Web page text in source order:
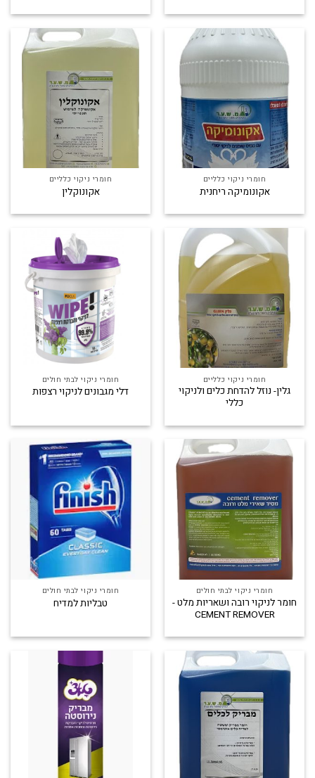
חומרי ניקוי כלליים
אקונומיקה ריחנית
חומרי ניקוי כלליים
אקונוקלין
חומרי ניקוי כלליים
גלין- נוזל להדחת כלים ולניקוי
כללי
חומרי ניקוי לבתי חולים
דלי מגבונים לניקוי רצפות
חומרי ניקוי לבתי חולים
חומר לניקוי רובה ושאריות מלט -
CEMENT REMOVER
חומרי ניקוי לבתי חולים
טבליות למדיח